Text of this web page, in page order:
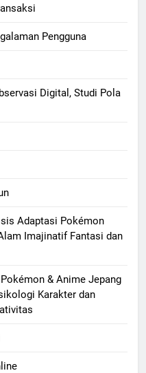
Pengguna
Digital, Studi Pola
Adaptasi Pokémon
Imajinatif Fantasi dan
& Anime Jepang
Karakter dan